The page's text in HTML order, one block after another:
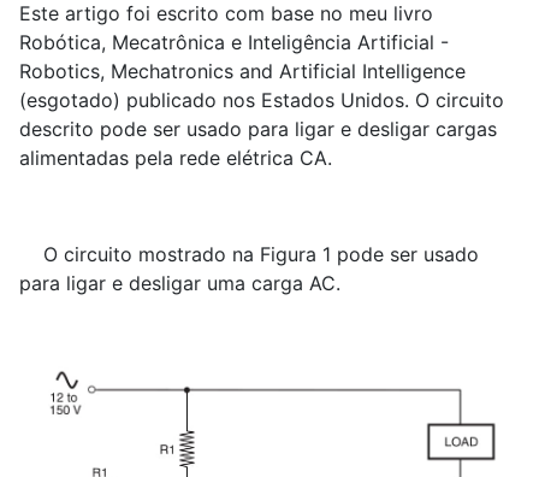
Este artigo foi escrito com base no meu livro
Robótica, Mecatrônica e Inteligência Artificial -
Robotics, Mechatronics and Artificial Intelligence
(esgotado) publicado nos Estados Unidos. O circuito
descrito pode ser usado para ligar e desligar cargas
alimentadas pela rede elétrica CA.
O circuito mostrado na Figura 1 pode ser usado
para ligar e desligar uma carga AC.